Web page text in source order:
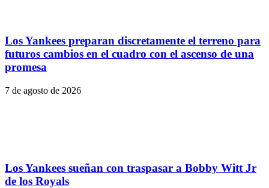
Los Yankees preparan discretamente el terreno para
futuros cambios en el cuadro con el ascenso de una
promesa
7 de agosto de 2026
Los Yankees sueñan con traspasar a Bobby Witt Jr
de los Royals